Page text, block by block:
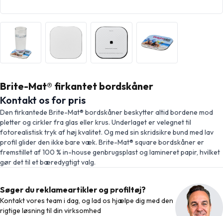
Brite-Mat® firkantet bordskåner
Kontakt os for pris
Den firkantede Brite-Mat® bordskåner beskytter altid bordene mod
pletter og cirkler fra glas eller krus. Underlaget er velegnet til
fotorealistisk tryk af høj kvalitet. Og med sin skridsikre bund med lav
profil glider den ikke bare væk. Brite-Mat® square bordskåner er
fremstillet af 100 % in-house genbrugsplast og lamineret papir, hvilket
gør det til et bæredygtigt valg.
Søger du reklameartikler og profiltøj?
Kontakt vores team i dag, og lad os hjælpe dig med den
rigtige løsning til din virksomhed